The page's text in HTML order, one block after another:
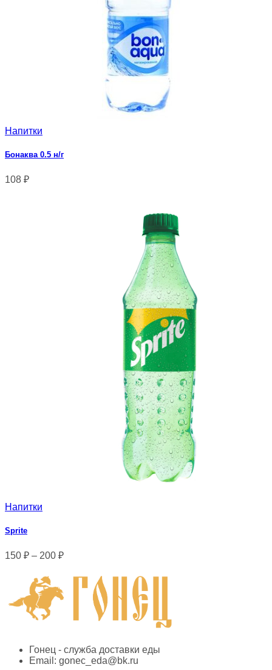
Напитки
Бонаква 0.5 н/г
108 ₽
Напитки
Sprite
150 ₽ – 200 ₽
Гонец - служба доставки еды
Email: gonec_eda@bk.ru